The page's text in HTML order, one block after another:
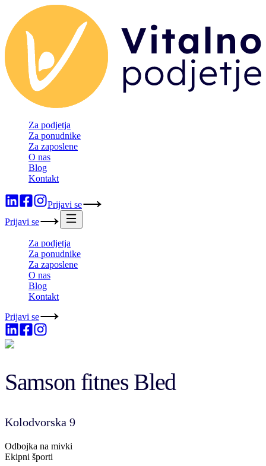
Za podjetja
Za ponudnike
Za zaposlene
O nas
Blog
Kontakt
Prijavi se
Prijavi se
Za podjetja
Za ponudnike
Za zaposlene
O nas
Blog
Kontakt
Prijavi se
Samson fitnes Bled
Kolodvorska 9
Odbojka na mivki
Ekipni športi